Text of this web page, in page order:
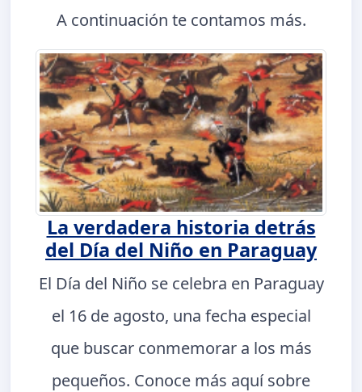
A continuación te contamos más.
La verdadera historia detrás
del Día del Niño en Paraguay
El Día del Niño se celebra en Paraguay
el 16 de agosto, una fecha especial
que buscar conmemorar a los más
pequeños. Conoce más aquí sobre